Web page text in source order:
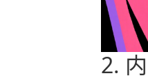
2.